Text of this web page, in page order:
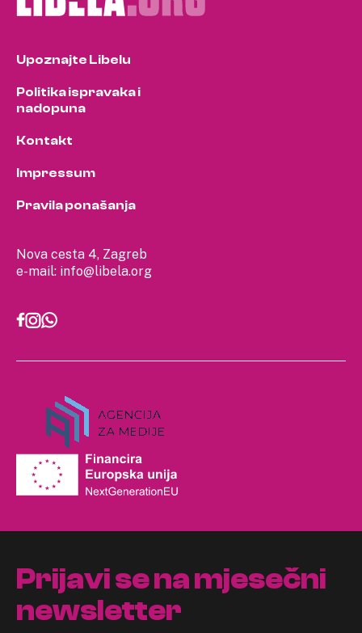
Nova cesta 4, Zagreb
e-mail: info@libela.org
Upoznajte Libelu
Politika ispravaka i
nadopuna
Kontakt
Impressum
Pravila ponašanja
Prijavi se na mjesečni
newsletter